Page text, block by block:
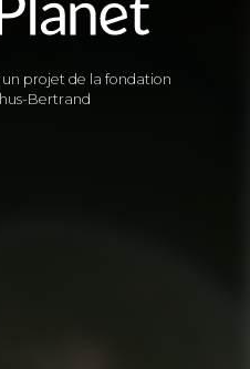
projet de la fondation
Bertrand